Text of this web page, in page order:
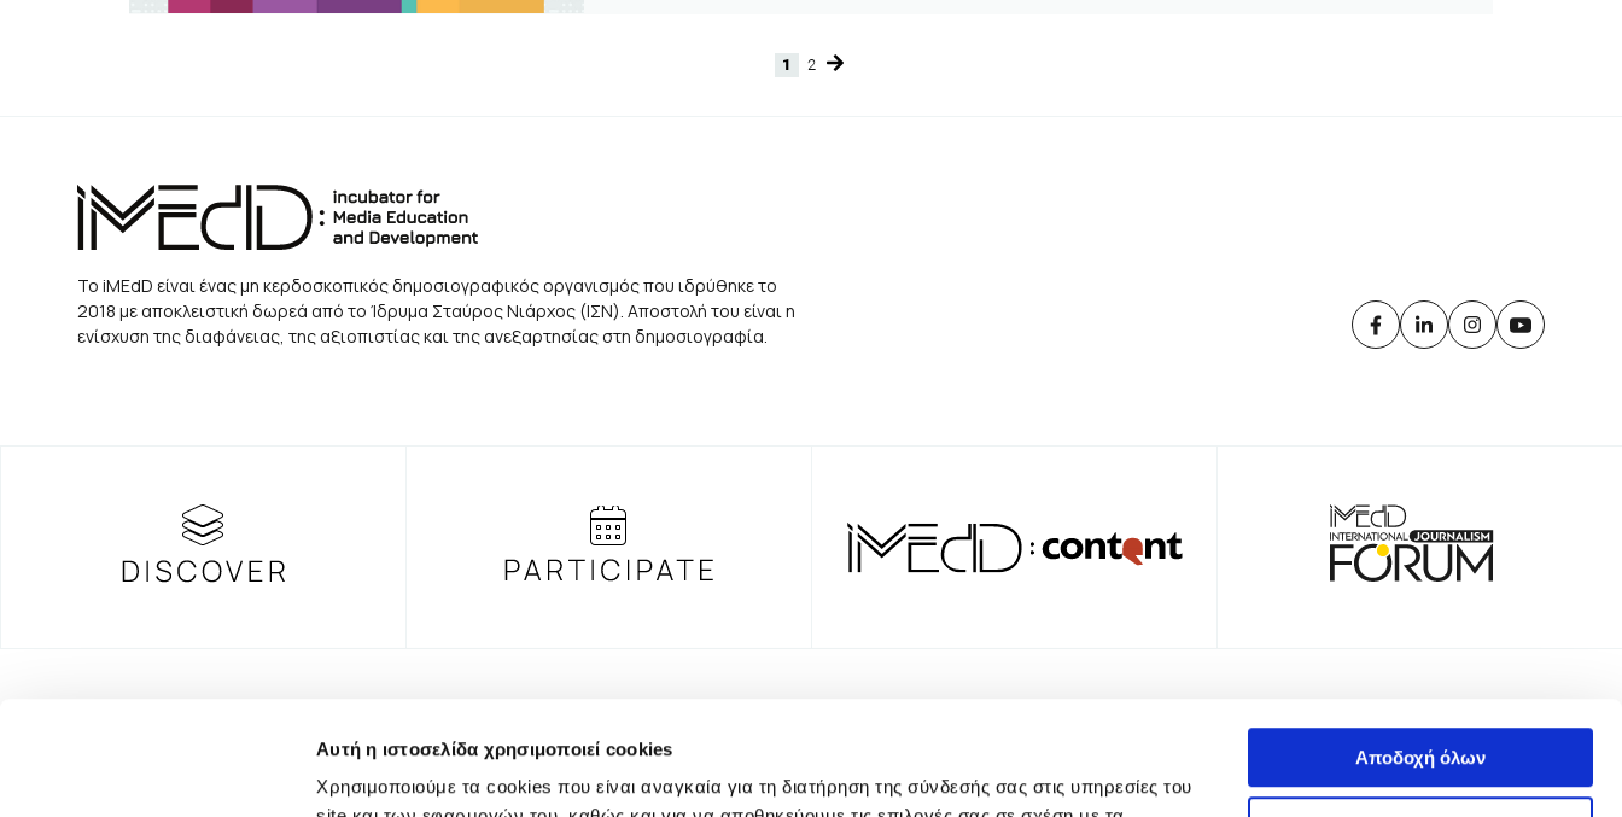
Αυτή η ιστοσελίδα χρησιμοποιεί cookies
Χρησιμοποιούμε τα cookies που είναι αναγκαία για τη διατήρηση της σύνδεσής σας στις υπηρεσίες του
Αποδοχή όλων
Page
1 Page
2
Το iMEdD είναι ένας μη κερδοσκοπικός δημοσιογραφικός οργανισμός που ιδρύθηκε το
2018 με αποκλειστική δωρεά από το Ίδρυμα Σταύρος Νιάρχος (ΙΣΝ). Αποστολή του είναι η
ενίσχυση της διαφάνειας, της αξιοπιστίας και της ανεξαρτησίας στη δημοσιογραφία.